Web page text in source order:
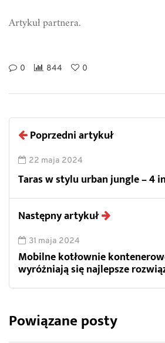
Artykuł partnera.
0 844 0
Poprzedni artykuł
22 maja 2024
Taras w stylu urban jungle – 4
Następny artykuł
31 maja 2024
Mobilne kotłownie
wyróżniają się najlepsze
Powiązane posty